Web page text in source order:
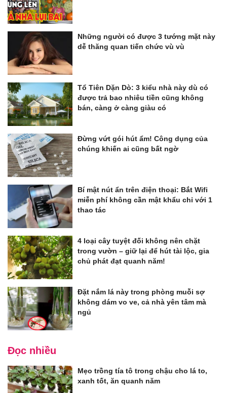
Những người có được 3 tướng mặt này
dễ thăng quan tiến chức vù vù
Tổ Tiên Dặn Dò: 3 kiểu nhà này dù có
được trả bao nhiêu tiền cũng không
bán, càng ở càng giàu có
Đừng vứt gói hút ẩm! Công dụng của
chúng khiến ai cũng bất ngờ
Bí mật nút ẩn trên điện thoại: Bắt Wifi
miễn phí không cần mật khẩu chỉ với 1
thao tác
4 loại cây tuyệt đối không nên chặt
trong vườn – giữ lại để hút tài lộc, gia
chủ phát đạt quanh năm!
Đặt nắm lá này trong phòng muỗi sợ
không dám vo ve, cả nhà yên tâm mà
ngủ
Đọc nhiều
Mẹo trồng tía tô trong chậu cho lá to,
xanh tốt, ăn quanh năm